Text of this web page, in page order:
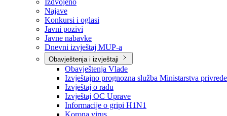
Aktuelno
Sve vijesti
Izdvojeno
Najave
Konkursi i oglasi
Javni pozivi
Javne nabavke
Dnevni izvještaj MUP-a
Obavještenja i izvještaji
Obavještenja Vlade
Izvještajno prognozna služba Ministarstva privrede
Izvještaj o radu